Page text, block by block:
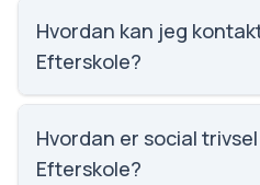
7, nummer 977 ud af 3143
Hvordan kan jeg
Efterskole?
Email: kontor@sundeved-
7468 0311. Adresse:
Skoleleder: Peter Koldby Juhl.
Hvordan er social
Efterskole?